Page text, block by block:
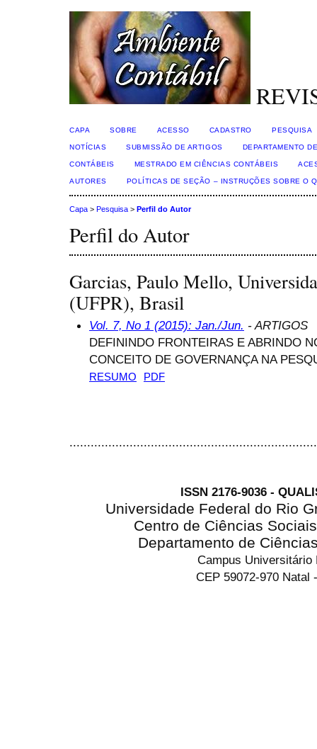
CAPA SOBRE ACESSO CADASTRO PESQUISA
NOTÍCIAS SUBMISSÃO DE ARTIGOS DEPARTAMENTO
CONTÁBEIS MESTRADO EM CIÊNCIAS CONTÁBEIS
AUTORES POLÍTICAS DE SEÇÃO – INSTRUÇÕES SOBRE O
Capa > Pesquisa > Perfil do Autor
Perfil do Autor
Garcias, Paulo Mello,
(UFPR), Brasil
Vol. 7, No 1 (2015): Jan./Jun. - ARTIGOS
DEFININDO FRONTEIRAS E ABRINDO
CONCEITO DE GOVERNANÇA NA
RESUMO PDF
ISSN 2176-9036 -
Universidade Federal do Rio
Centro de Ciências
Departamento de
Campus Universitário
CEP 59072-970 Natal